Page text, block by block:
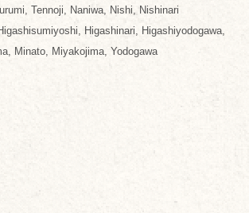
Tennoji, Naniwa, Nishi, Nishinari
Higashinari, Higashiyodogawa,
Minato, Miyakojima, Yodogawa